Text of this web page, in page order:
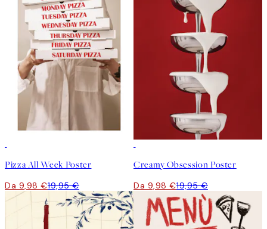
Pizza All Week Poster
Da 9,98 €19,95 €
Creamy Obsession Poster
Da 9,98 €19,95 €